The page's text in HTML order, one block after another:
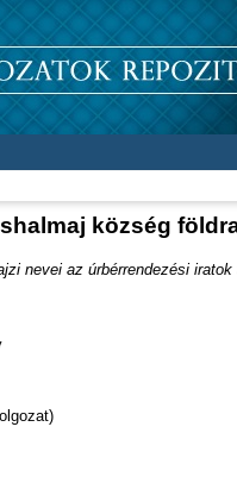
község
nevei az úrbérrendezési iratok